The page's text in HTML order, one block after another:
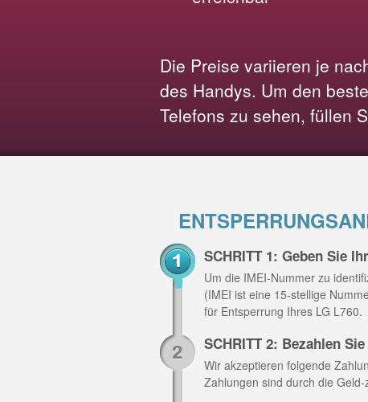
Die Preise variieren je
des Handys. Um den
Telefons zu sehen, füllen
SCHRITT 1: Geben Sie
Um die IMEI-Nummer zu
(IMEI ist eine 15-stellige
für Entsperrung Ihres LG L760.
SCHRITT 2: Bezahlen
Wir akzeptieren folgende
Zahlungen sind durch die